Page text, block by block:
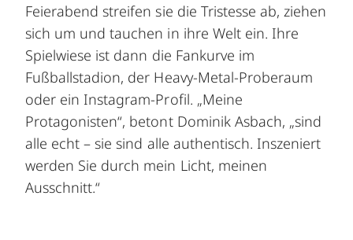
Feierabend streifen sie die Tristesse ab, ziehen
sich um und tauchen in ihre Welt ein. Ihre
Spielwiese ist dann die Fankurve im
Fußballstadion, der Heavy-Metal-Proberaum
oder ein Instagram-Profil. „Meine
Protagonisten“, betont Dominik Asbach, „sind
alle echt – sie sind alle authentisch. Inszeniert
werden Sie durch mein Licht, meinen
Ausschnitt.“